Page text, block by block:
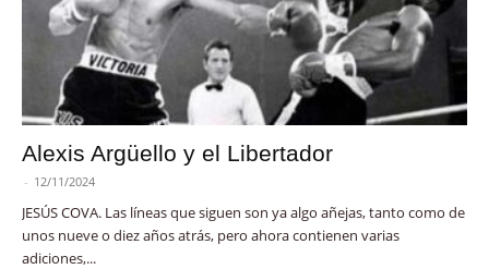
Alexis Argüello y el Libertador
- 12/11/2024
JESÚS COVA. Las líneas que siguen son ya algo añejas, tanto como de
unos nueve o diez años atrás, pero ahora contienen varias
adiciones,...